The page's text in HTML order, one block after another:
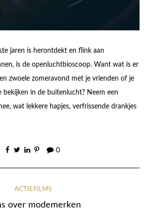
jaren is herontdekt en flink aan
is de openluchtbioscoop. Want wat is er
zwoele zomeravond met je vrienden of je
bekijken in de buitenlucht? Neem een
wat lekkere hapjes, verfrissende drankjes
0
ACTIEFILMS
over modemerken